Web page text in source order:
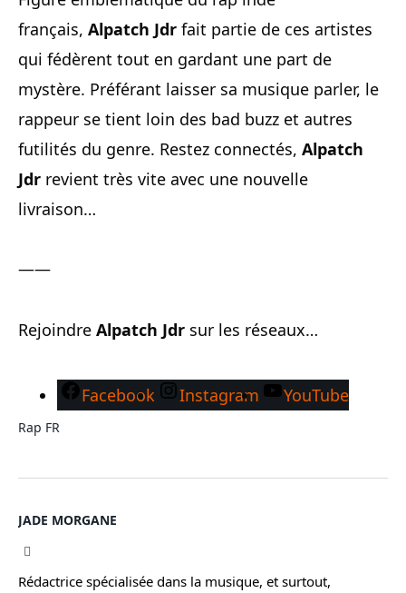
français, Alpatch Jdr fait partie de ces artistes
qui fédèrent tout en gardant une part de
mystère. Préférant laisser sa musique parler, le
rappeur se tient loin des bad buzz et autres
futilités du genre. Restez connectés, Alpatch
Jdr revient très vite avec une nouvelle
livraison…
——
Rejoindre Alpatch Jdr sur les réseaux…
Facebook Instagram YouTube
Rap FR
JADE MORGANE
Rédactrice spécialisée dans la musique, et surtout,